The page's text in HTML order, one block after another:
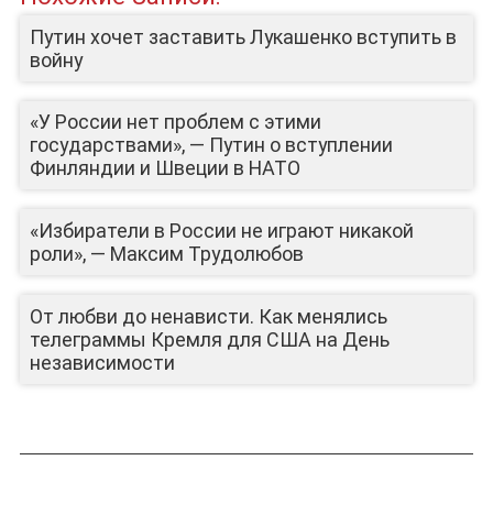
ЮТУБ-КАНАЛ
Путин хочет заставить Лукашенко вступить в
войну
«У России нет проблем с этими
государствами», — Путин о вступлении
Финляндии и Швеции в НАТО
«Избиратели в России не играют никакой
роли», — Максим Трудолюбов
От любви до ненависти. Как менялись
телеграммы Кремля для США на День
независимости